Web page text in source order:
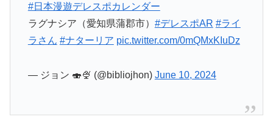
#日本漫遊デレスポカレンダー
ラグナシア（愛知県蒲郡市） #デレスポAR #ライ
ラさん #ナターリア pic.twitter.com/0mQMxKIuDz
— ジョン 🍣🍨 (@bibliojhon) June 10, 2024